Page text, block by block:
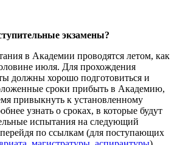
экзамены?
в Академии проводятся летом, как
июля. Для прохождения
должны хорошо подготовиться и
сроки прибыть в Академию,
привыкнуть к установленному
узнать о сроках, в которые будут
испытания на следующий
по ссылкам (для поступающих